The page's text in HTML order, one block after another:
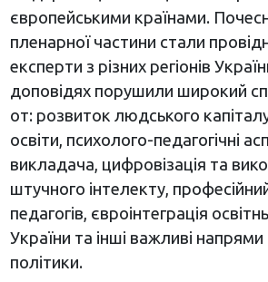
європейськими країнами.
пленарної частини стали
експерти з різних регіонів
доповідях порушили широкий
от: розвиток людського
освіти, психолого-педагогічні
викладача, цифровізація та
штучного інтелекту,
педагогів, євроінтеграція
України та інші важливі напрями
політики.